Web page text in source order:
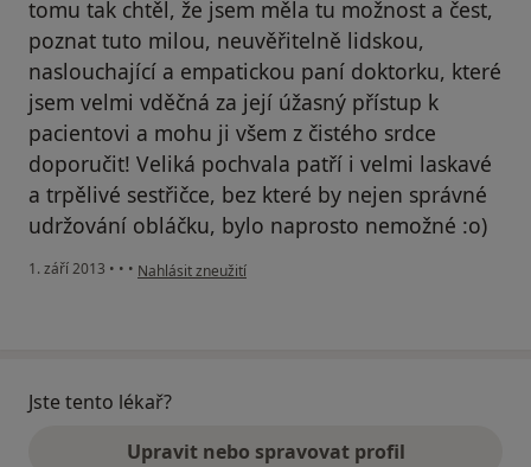
tomu tak chtěl, že jsem měla tu možnost a čest,
poznat tuto milou, neuvěřitelně lidskou,
naslouchající a empatickou paní doktorku, které
jsem velmi vděčná za její úžasný přístup k
pacientovi a mohu ji všem z čistého srdce
doporučit! Veliká pochvala patří i velmi laskavé
a trpělivé sestřičce, bez které by nejen správné
udržování obláčku, bylo naprosto nemožné :o)
1. září 2013 • • • podle názoru uživatele Váš účet byl odstraněn
Nahlásit zneužití
Jste tento lékař?
Upravit nebo spravovat profil